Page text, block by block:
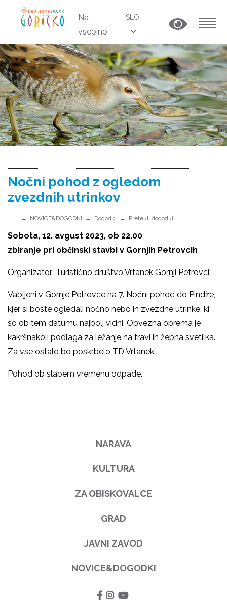
Na
vsebino
SLO
Nočni pohod z ogledom
zvezdnih utrinkov
NOVICE&DOGODKI Dogodki Pretekli dogodki
Sobota, 12. avgust 2023, ob 22.00
zbiranje pri občinski stavbi v Gornjih Petrovcih
Organizator: Turistično društvo Vrtanek Gornji Petrovci
Vabljeni v Gornje Petrovce na 7. Nočni pohod do Pindže,
kjer si boste ogledali nočno nebo in zvezdne utrinke, ki
so ob tem datumu najbolj vidni. Obvezna oprema je
kakršnakoli podlaga za ležanje na travi in žepna svetilka.
Za vse ostalo bo poskrbelo TD Vrtanek.
Pohod ob slabem vremenu odpade.
NARAVA
KULTURA
ZA OBISKOVALCE
GRAD
JAVNI ZAVOD
NOVICE&DOGODKI